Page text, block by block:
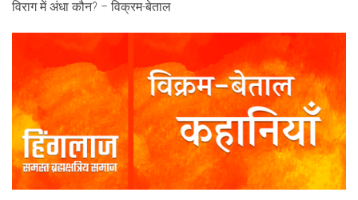
विराग में अंधा कौन? – विक्रम-बेताल